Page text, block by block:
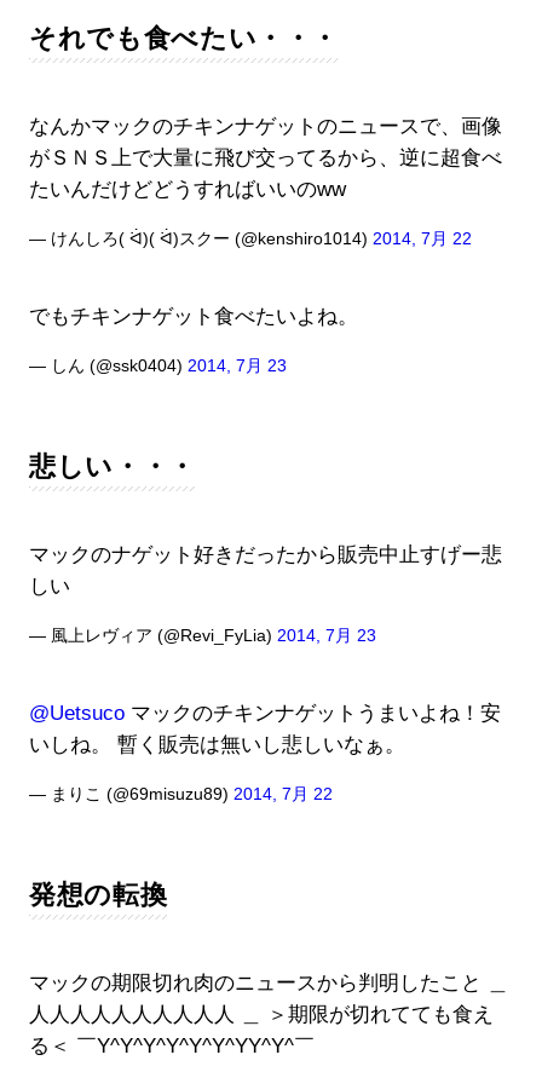
それでも食べたい・・・
なんかマックのチキンナゲットのニュースで、画像
がＳＮＳ上で大量に飛び交ってるから、逆に超食べ
たいんだけどどうすればいいのww
— けんしろ( ᐛ)( ᐛ)スクー (@kenshiro1014) 2014, 7月 22
でもチキンナゲット食べたいよね。
— しん (@ssk0404) 2014, 7月 23
悲しい・・・
マックのナゲット好きだったから販売中止すげー悲
しい
— 風上レヴィア (@Revi_FyLia) 2014, 7月 23
@Uetsucoマックのチキンナゲットうまいよね！安
いしね。 暫く販売は無いし悲しいなぁ。
— まりこ (@69misuzu89) 2014, 7月 22
発想の転換
マックの期限切れ肉のニュースから判明したこと ＿
人人人人人人人人人人 ＿ ＞期限が切れてても食え
る＜ ￣Y^Y^Y^Y^Y^Y^YY^Y^￣